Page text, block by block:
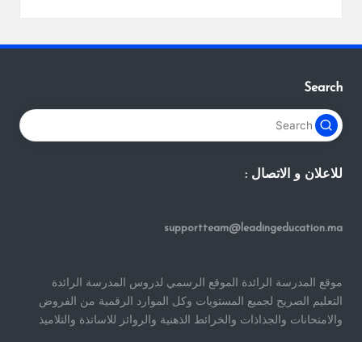
Search
للاعلان و الاتصال :
supportteam@leadingeducation.ma
موقع المدرسة الرائدة الموقع الرسمي لدروس المدرسة الرائدة
التعليم الصريح لجميع المستويات وكل الموارد الرقمية من الفروض
والامتحانات والجذاذات والخرائط الذهنية والروائز للاساتذة والتلاميذ